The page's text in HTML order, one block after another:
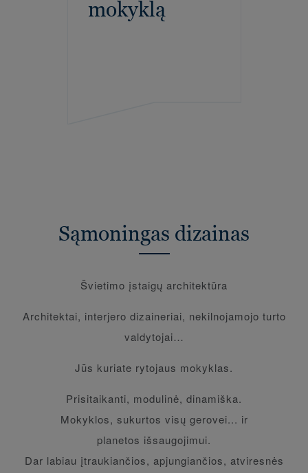
mokyklą
Sąmoningas dizainas
Švietimo įstaigų architektūra
Architektai, interjero dizaineriai, nekilnojamojo turto
valdytojai…
Jūs kuriate rytojaus mokyklas.
Prisitaikanti, modulinė, dinamiška.
Mokyklos, sukurtos visų gerovei... ir
planetos išsaugojimui.
Dar labiau įtraukiančios, apjungiančios, atviresnės